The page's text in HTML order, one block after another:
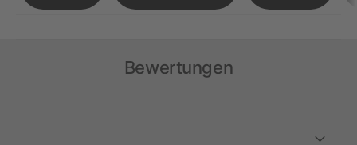
Bewertungen